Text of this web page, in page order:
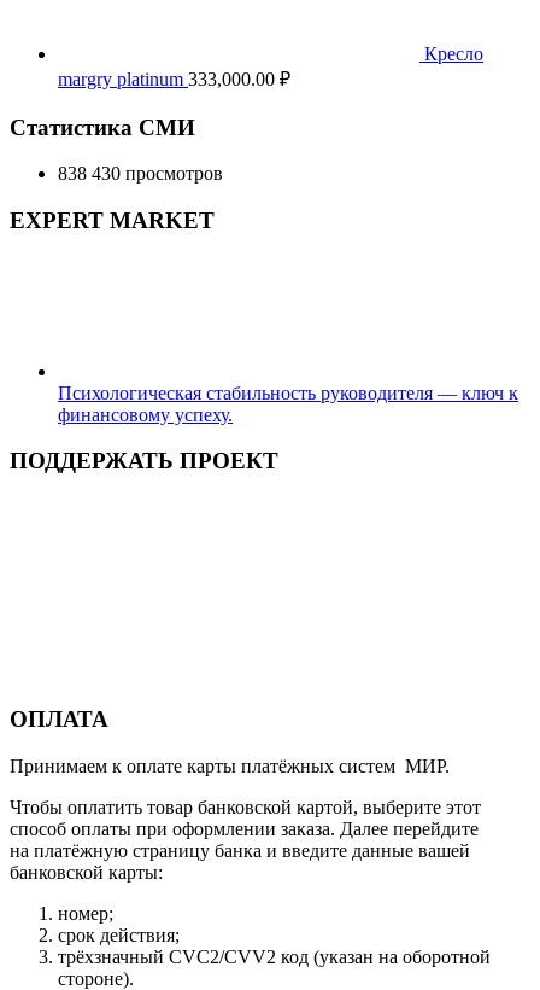
Кресло
margry platinum 333,000.00 ₽
Статистика СМИ
838 430 просмотров
EXPERT MARKET
Психологическая стабильность руководителя — ключ к
финансовому успеху.
ПОДДЕРЖАТЬ ПРОЕКТ
ОПЛАТА
Принимаем к оплате карты платёжных систем МИР.
Чтобы оплатить товар банковской картой, выберите этот
способ оплаты при оформлении заказа. Далее перейдите
на платёжную страницу банка и введите данные вашей
банковской карты:
номер;
срок действия;
трёхзначный CVC2/CVV2 код (указан на оборотной
стороне).